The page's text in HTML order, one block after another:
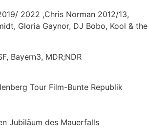
2022 ,Chris Norman 2012/13,
Gloria Gaynor, DJ Bobo, Kool & the
Bayern3, MDR;NDR
Tour Film-Bunte Republik
Jubiläum des Mauerfalls